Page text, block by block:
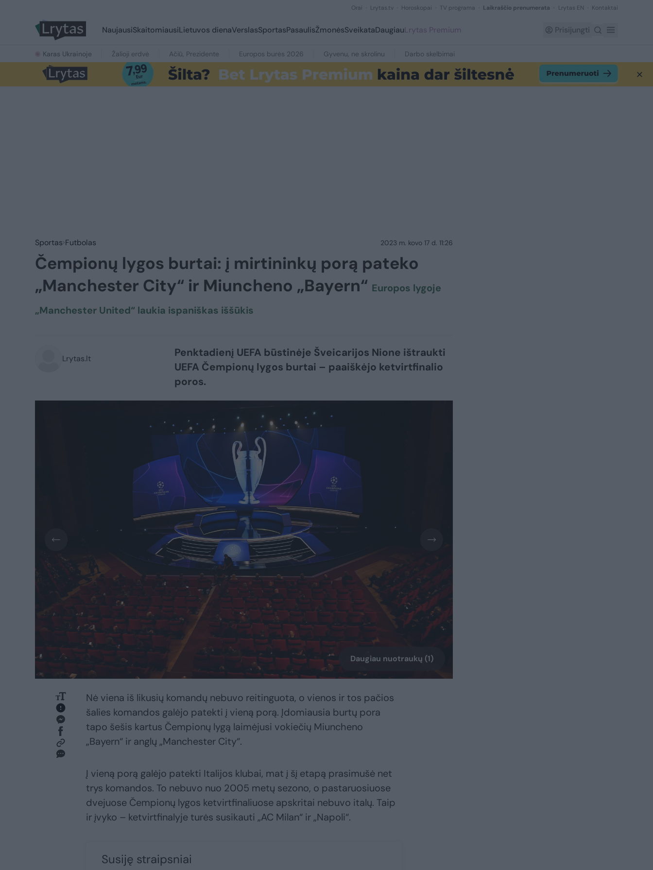
Orai Lrytas.tv Horoskopai TV programa Laikraščio prenumerata Lrytas EN Kontaktai
NaujausiSkaitomiausiLietuvos dienaVerslasSportasPasaulisŽmonėsSveikataDaugiauLrytas Premium Prisijungti
Karas Ukrainoje Žalioji erdvė Ačiū, Prezidente Europos burės 2026 Gyvenu, ne skrolinu Darbo skelbimai
Sportas Futbolas 2023 m. kovo 17 d. 11:26
Čempionų lygos burtai: į mirtininkų porą pateko
„Manchester City“ ir Miuncheno „Bayern“ Europos lygoje
„Manchester United“ laukia ispaniškas iššūkis
Lrytas.lt
Penktadienį UEFA būstinėje Šveicarijos Nione ištraukti
UEFA Čempionų lygos burtai – paaiškėjo ketvirtfinalio
poros.
Daugiau nuotraukų (1)
Nė viena iš likusių komandų nebuvo reitinguota, o vienos ir tos pačios
šalies komandos galėjo patekti į vieną porą. Įdomiausia burtų pora
tapo šešis kartus Čempionų lygą laimėjusi vokiečių Miuncheno
„Bayern“ ir anglų „Manchester City“.
Į vieną porą galėjo patekti Italijos klubai, mat į šį etapą prasimušė net
trys komandos. To nebuvo nuo 2005 metų sezono, o pastaruosiuose
dvejuose Čempionų lygos ketvirtfinaliuose apskritai nebuvo italų. Taip
ir įvyko – ketvirtfinalyje turės susikauti „AC Milan“ ir „Napoli“.
Susiję straipsniai